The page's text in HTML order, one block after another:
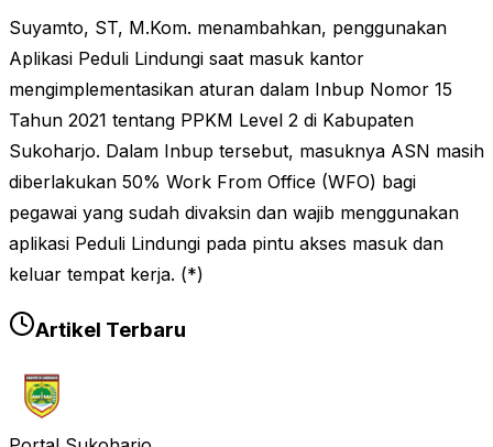
Suyamto, ST, M.Kom. menambahkan, penggunakan
Aplikasi Peduli Lindungi saat masuk kantor
mengimplementasikan aturan dalam Inbup Nomor 15
Tahun 2021 tentang PPKM Level 2 di Kabupaten
Sukoharjo. Dalam Inbup tersebut, masuknya ASN masih
diberlakukan 50% Work From Office (WFO) bagi
pegawai yang sudah divaksin dan wajib menggunakan
aplikasi Peduli Lindungi pada pintu akses masuk dan
keluar tempat kerja. (*)
Artikel Terbaru